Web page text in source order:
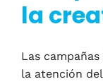
la
Las
la atención